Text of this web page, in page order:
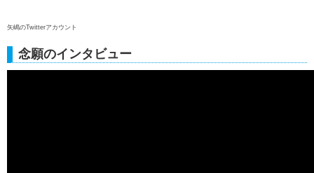
矢嶋のTwitterアカウント
念願のインタビュー